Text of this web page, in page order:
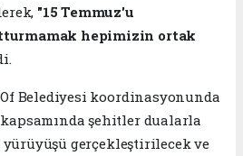
"15 Temmuz'u
hepimizin ortak
Belediyesi koordinasyonunda
şehitler dualarla
gerçekleştirilecek ve